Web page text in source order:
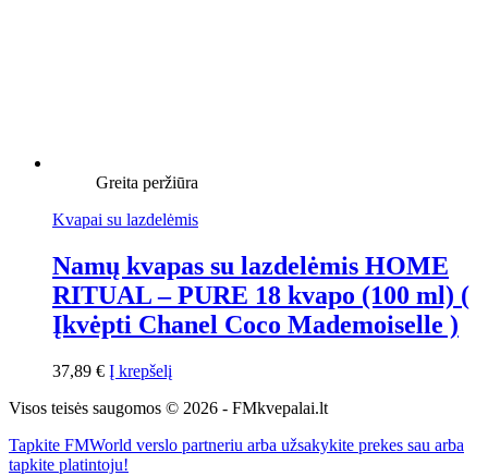
Greita peržiūra
Kvapai su lazdelėmis
Namų kvapas su lazdelėmis HOME
RITUAL – PURE 18 kvapo (100 ml) (
Įkvėpti Chanel Coco Mademoiselle )
37,89 € Į krepšelį
Visos teisės saugomos © 2026 - FMkvepalai.lt
Tapkite FMWorld verslo partneriu arba užsakykite prekes sau arba
tapkite platintoju!